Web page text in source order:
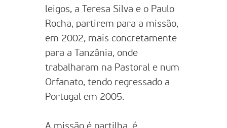
leigos, a Teresa Silva e o Paulo
Rocha, partirem para a missão,
em 2002, mais concretamente
para a Tanzânia, onde
trabalharam na Pastoral e num
Orfanato, tendo regressado a
Portugal em 2005.